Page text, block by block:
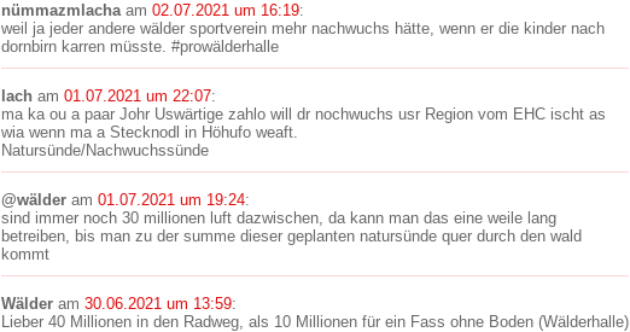
nümmazmlachaam 02.07.2021 um 16:19:
weil ja jeder andere wälder sportverein mehr nachwuchs hätte, wenn er die kinder nach
dornbirn karren müsste. #prowälderhalle
lach am 01.07.2021 um 22:07:
ma ka ou a paar Johr Uswärtige zahlo will dr nochwuchs usr Region vom EHC ischt as
wia wenn ma a Stecknodl in Höhufo weaft.
Natursünde/Nachwuchssünde
@wälder am 01.07.2021 um 19:24:
sind immer noch 30 millionen luft dazwischen, da kann man das eine weile lang
betreiben, bis man zu der summe dieser geplanten natursünde quer durch den wald
kommt
Wälder am 30.06.2021 um 13:59:
Lieber 40 Millionen in den Radweg, als 10 Millionen für ein Fass ohne Boden (Wälderhalle)